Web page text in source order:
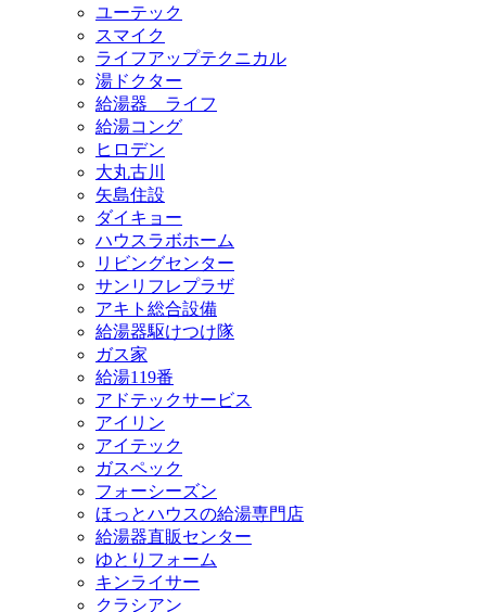
ユーテック
スマイク
ライフアップテクニカル
湯ドクター
給湯器 ライフ
給湯コング
ヒロデン
大丸古川
矢島住設
ダイキョー
ハウスラボホーム
リビングセンター
サンリフレプラザ
アキト総合設備
給湯器駆けつけ隊
ガス家
給湯119番
アドテックサービス
アイリン
アイテック
ガスペック
フォーシーズン
ほっとハウスの給湯専門店
給湯器直販センター
ゆとりフォーム
キンライサー
クラシアン